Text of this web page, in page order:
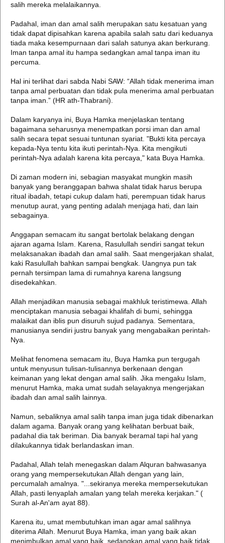
salih mereka melalaikannya.
Padahal, iman dan amal salih merupakan satu kesatuan yang
tidak dapat dipisahkan karena apabila salah satu dari keduanya
tiada maka kesempurnaan dari salah satunya akan berkurang.
Iman tanpa amal itu hampa sedangkan amal tanpa iman itu
percuma.
Hal ini terlihat dari sabda Nabi SAW: “Allah tidak menerima iman
tanpa amal perbuatan dan tidak pula menerima amal perbuatan
tanpa iman.” (HR ath-Thabrani).
Dalam karyanya ini, Buya Hamka menjelaskan tentang
bagaimana seharusnya menempatkan porsi iman dan amal
salih secara tepat sesuai tuntunan syariat. "Bukti kita percaya
kepada-Nya tentu kita ikuti perintah-Nya. Kita mengikuti
perintah-Nya adalah karena kita percaya," kata Buya Hamka.
Di zaman modern ini, sebagian masyakat mungkin masih
banyak yang beranggapan bahwa shalat tidak harus berupa
ritual ibadah, tetapi cukup dalam hati, perempuan tidak harus
menutup aurat, yang penting adalah menjaga hati, dan lain
sebagainya.
Anggapan semacam itu sangat bertolak belakang dengan
ajaran agama Islam. Karena, Rasulullah sendiri sangat tekun
melaksanakan ibadah dan amal salih. Saat mengerjakan shalat,
kaki Rasulullah bahkan sampai bengkak. Uangnya pun tak
pernah tersimpan lama di rumahnya karena langsung
disedekahkan.
Allah menjadikan manusia sebagai makhluk teristimewa. Allah
menciptakan manusia sebagai khalifah di bumi, sehingga
malaikat dan iblis pun disuruh sujud padanya. Sementara,
manusianya sendiri justru banyak yang mengabaikan perintah-
Nya.
Melihat fenomena semacam itu, Buya Hamka pun tergugah
untuk menyusun tulisan-tulisannya berkenaan dengan
keimanan yang lekat dengan amal salih. Jika mengaku Islam,
menurut Hamka, maka umat sudah selayaknya mengerjakan
ibadah dan amal salih lainnya.
Namun, sebaliknya amal salih tanpa iman juga tidak dibenarkan
dalam agama. Banyak orang yang kelihatan berbuat baik,
padahal dia tak beriman. Dia banyak beramal tapi hal yang
dilakukannya tidak berlandaskan iman.
Padahal, Allah telah menegaskan dalam Alquran bahwasanya
orang yang mempersekutukan Allah dengan yang lain,
percumalah amalnya. "...sekiranya mereka mempersekutukan
Allah, pasti lenyaplah amalan yang telah mereka kerjakan." (
Surah al-An'am ayat 88).
Karena itu, umat membutuhkan iman agar amal salihnya
diterima Allah. Menurut Buya Hamka, iman yang baik akan
menimbulkan amal yang baik, sedangkan amal yang baik tidak